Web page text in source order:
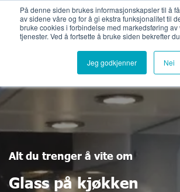
På denne siden brukes informasjonskapsler til å
av sidene våre og for å gi ekstra funksjonalitet til
bruke cookies i forbindelse med markedsføring av
tjenester. Ved å fortsette å bruke siden bekrefter
Jeg godkjenner Nei
Bli
Alt du trenger å vite om
Glass på kjøkken